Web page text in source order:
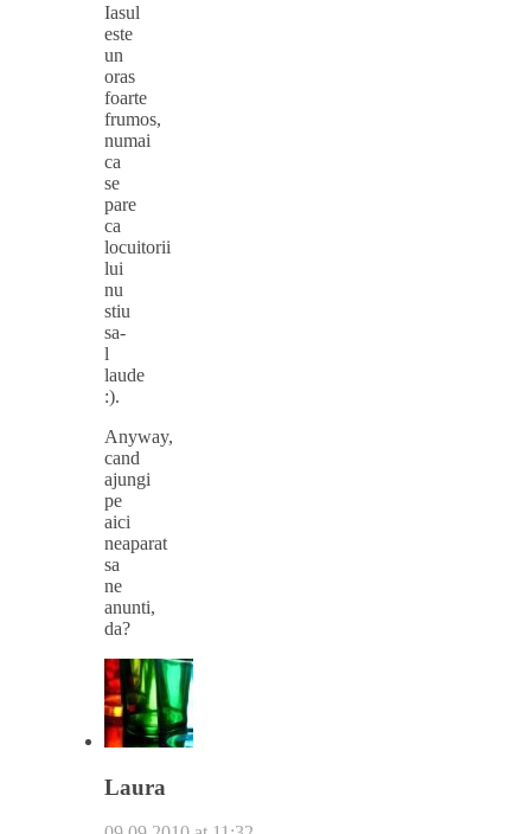
Iasul
este
un
oras
foarte
frumos,
numai
ca
se
pare
ca
locuitorii
lui
nu
stiu
sa-
l
laude
:).
Anyway,
cand
ajungi
pe
aici
neaparat
sa
ne
anunti,
da?
Laura